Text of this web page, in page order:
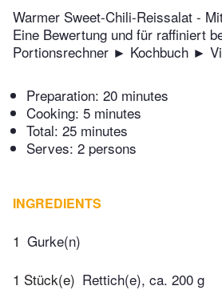
Warmer Sweet-Chili-Reissalat -
Eine Bewertung und für raffiniert
Portionsrechner ► Kochbuch ►
Preparation: 20 minutes
Cooking: 5 minutes
Total: 25 minutes
Serves: 2 persons
INGREDIENTS
1 Gurke(n)
1 Stück(e) Rettich(e), ca. 200 g